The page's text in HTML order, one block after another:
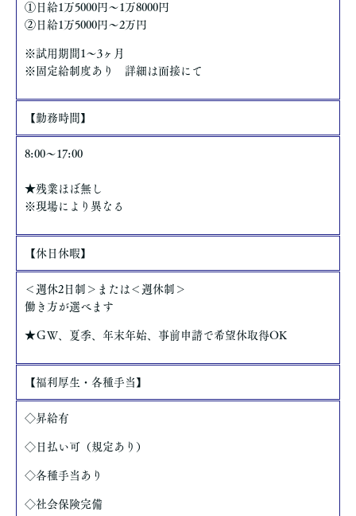
①日給1万5000円～1万8000円
②日給1万5000円～2万円
※試用期間1～3ヶ月
※固定給制度あり 詳細は面接にて
【勤務時間】
8:00～17:00
★残業ほぼ無し
※現場により異なる
【休日休暇】
＜週休2日制＞または＜週休制＞
働き方が選べます
★ＧＷ、夏季、年末年始、事前申請で希望休取得OK
【福利厚生・各種手当】
◇昇給有
◇日払い可（規定あり）
◇各種手当あり
◇社会保険完備